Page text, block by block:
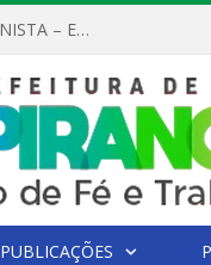
REGULAMENTO OFICIAL DO PRÊMIO ALUNO PROTAGONISTA – EDIÇÃO 2026
PUBLICAÇÕES